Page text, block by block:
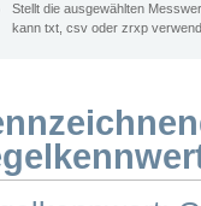
Stellt die ausgewählten
kann txt, csv oder zrxp